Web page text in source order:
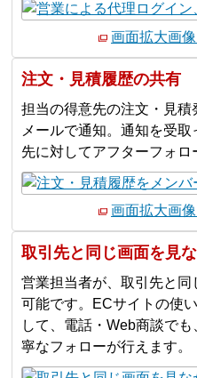
画面拡大画
注文・見積履歴の共有
担当の得意先の注文・見
メールで通知。通知を受
先に対してアフターフォロ
画面拡大画
取引先と同じ画面を見
営業担当者が、取引先と
可能です。ECサイトの使
して、電話・Web商談で
寧なフォローが行えます。